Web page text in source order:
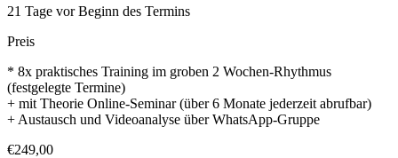
21 Tage vor Beginn des Termins
Preis
* 8x praktisches Training im groben 2 Wochen-Rhythmus
(festgelegte Termine)
+ mit Theorie Online-Seminar (über 6 Monate jederzeit abrufbar)
+ Austausch und Videoanalyse über WhatsApp-Gruppe
€249,00